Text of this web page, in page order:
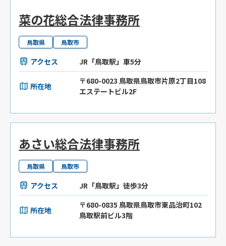
菜の花総合法律事務所
鳥取県 鳥取市
アクセス JR「鳥取駅」車5分
所在地
〒680-0023 鳥取県鳥取市片原2丁目108
エステートビル2F
あさい総合法律事務所
鳥取県 鳥取市
アクセス JR「鳥取駅」徒歩3分
所在地
〒680-0835 鳥取県鳥取市東品治町102
鳥取駅前ビル3階